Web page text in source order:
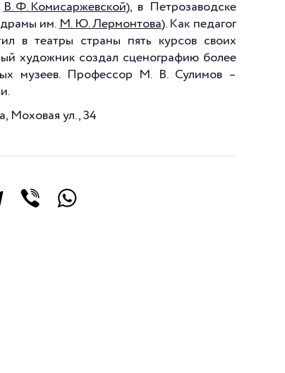
В. Ф. Комисаржевской), в Петрозаводске
драмы им. М. Ю. Лермонтова). Как педагог
в театры страны пять курсов своих
художник создал сценографию более
музеев. Профессор М. В. Сулимов –
Моховая ул., 34